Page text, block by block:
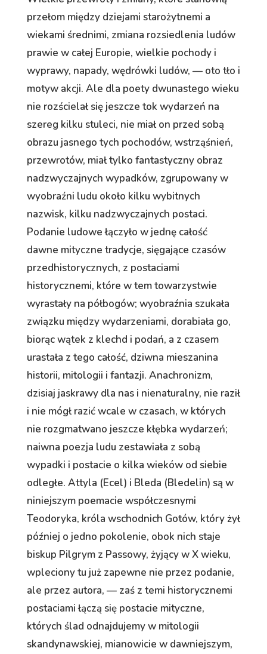
przełom między dziejami starożytnemi a
wiekami średnimi, zmiana rozsiedlenia ludów
prawie w całej Europie, wielkie pochody i
wyprawy, napady, wędrówki ludów, — oto tło i
motyw akcji. Ale dla poety dwunastego wieku
nie rozścielał się jeszcze tok wydarzeń na
szereg kilku stuleci, nie miał on przed sobą
obrazu jasnego tych pochodów, wstrząśnień,
przewrotów, miał tylko fantastyczny obraz
nadzwyczajnych wypadków, zgrupowany w
wyobraźni ludu około kilku wybitnych
nazwisk, kilku nadzwyczajnych postaci.
Podanie ludowe łączyło w jednę całość
dawne mityczne tradycje, sięgające czasów
przedhistorycznych, z postaciami
historycznemi, które w tem towarzystwie
wyrastały na półbogów; wyobraźnia szukała
związku między wydarzeniami, dorabiała go,
biorąc wątek z klechd i podań, a z czasem
urastała z tego całość, dziwna mieszanina
historii, mitologii i fantazji. Anachronizm,
dzisiaj jaskrawy dla nas i nienaturalny, nie raził
i nie mógł razić wcale w czasach, w których
nie rozgmatwano jeszcze kłębka wydarzeń;
naiwna poezja ludu zestawiała z sobą
wypadki i postacie o kilka wieków od siebie
odległe. Attyla (Ecel) i Bleda (Bledelin) są w
niniejszym poemacie współczesnymi
Teodoryka, króla wschodnich Gotów, który żył
później o jedno pokolenie, obok nich staje
biskup Pilgrym z Passowy, żyjący w X wieku,
wpleciony tu już zapewne nie przez podanie,
ale przez autora, — zaś z temi historycznemi
postaciami łączą się postacie mityczne,
których ślad odnajdujemy w mitologii
skandynawskiej, mianowicie w dawniejszym,